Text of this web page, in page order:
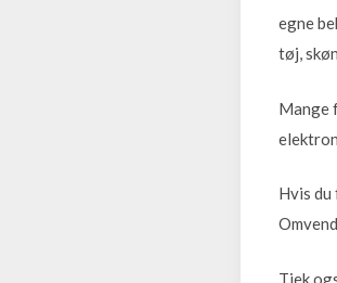
egne
tøj,
Mange
Hvis
Tjek